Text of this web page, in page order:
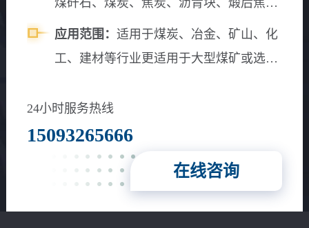
玻璃、石灰石、硅石、硅锰合金矿、陶瓷
等物料
应用范围： 适用于煤炭、冶金、矿山、化
工、建材等行业更适用于大型煤矿或选煤
24小时服务热线
15093265666
在线咨询